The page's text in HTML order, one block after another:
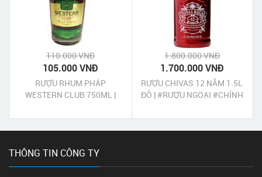
110.000 VNĐ
105.000 VNĐ
RƯỢU RHUM PHÁP
WESTERN CLUB 750ML |
1.800.000 VNĐ
1.700.000 VNĐ
RƯỢU CHIVAS 12 NĂM 1.5L
ĐỎ | #RƯỢU NGOẠI #CHÍNH
THÔNG TIN CÔNG TY